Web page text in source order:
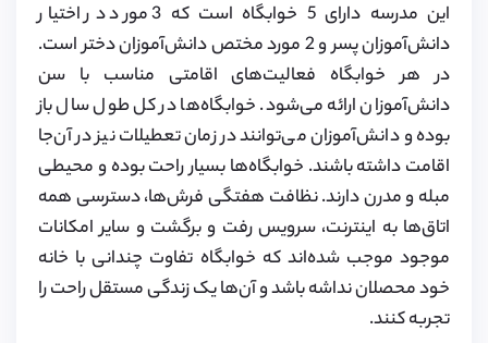
این مدرسه دارای 5 خوابگاه است که 3 مورد در اختیار
دانش‌آموزان پسر و 2 مورد مختص دانش‌آموزان دختر است.
در هر خوابگاه فعالیت‌های اقامتی مناسب با سن
دانش‌آموزان ارائه می‌شود. خوابگاه‌ها در کل طول سال باز
بوده و دانش‌آموزان می‌توانند در زمان تعطیلات نیز در آن‌جا
اقامت داشته باشند. خوابگاه‌ها بسیار راحت بوده و محیطی
مبله و مدرن دارند. نظافت هفتگی فرش‌ها، دسترسی همه
اتاق‌ها به اینترنت، سرویس رفت و برگشت و سایر امکانات
موجود موجب شده‌اند که خوابگاه تفاوت چندانی با خانه
خود محصلان نداشه باشد و آن‌ها یک زندگی مستقل راحت را
تجربه کنند.